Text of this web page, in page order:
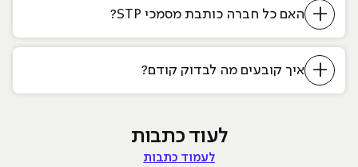
+ האם כל חברה כותבת מסמכי STP?
+ איך קובעים מה לבדוק קודם?
לעוד כתבות
לעמוד כתבות